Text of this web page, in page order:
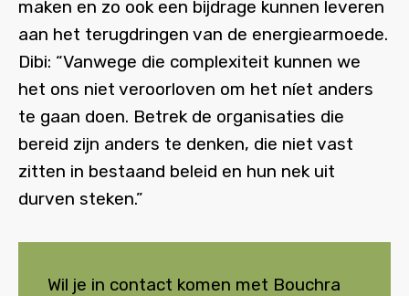
maken en zo ook een bijdrage kunnen leveren
aan het terugdringen van de energiearmoede.
Dibi: “Vanwege die complexiteit kunnen we
het ons niet veroorloven om het níet anders
te gaan doen. Betrek de organisaties die
bereid zijn anders te denken, die niet vast
zitten in bestaand beleid en hun nek uit
durven steken.”
Wil je in contact komen met Bouchra